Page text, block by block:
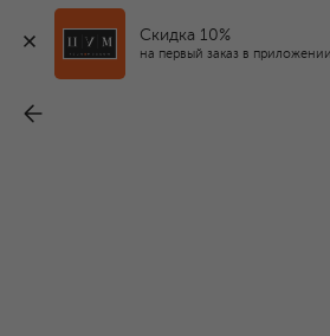
Скидка 10%
на первый заказ в приложении